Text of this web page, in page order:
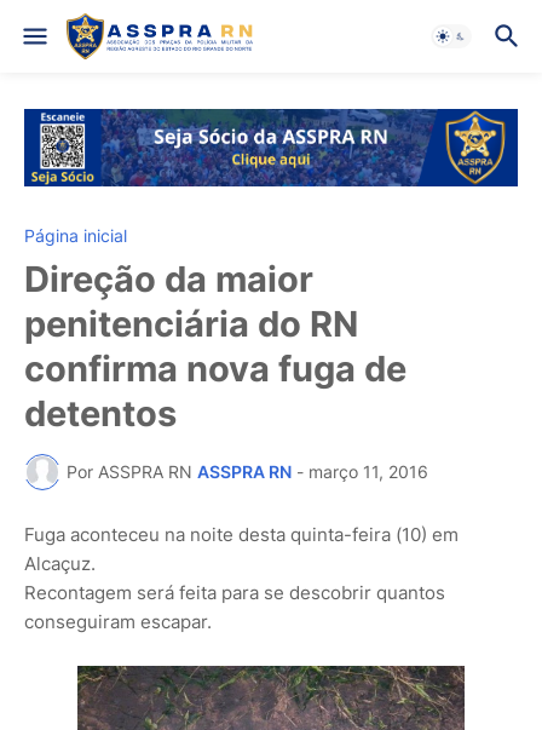
Página inicial
Direção da maior
penitenciária do RN
confirma nova fuga de
detentos
Por ASSPRA RN ASSPRA RN - março 11, 2016
Fuga aconteceu na noite desta quinta-feira (10) em
Alcaçuz.
Recontagem será feita para se descobrir quantos
conseguiram escapar.